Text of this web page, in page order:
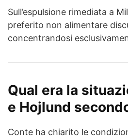
Sull’espulsione rimediata a
preferito non alimentare
concentrandosi
Qual era la
e Hojlund
Conte ha chiarito le